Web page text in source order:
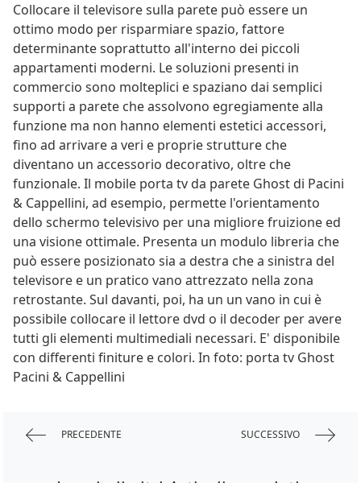
Collocare il televisore sulla parete può essere un
ottimo modo per risparmiare spazio, fattore
determinante soprattutto all'interno dei piccoli
appartamenti moderni. Le soluzioni presenti in
commercio sono molteplici e spaziano dai semplici
supporti a parete che assolvono egregiamente alla
funzione ma non hanno elementi estetici accessori,
fino ad arrivare a veri e proprie strutture che
diventano un accessorio decorativo, oltre che
funzionale. Il mobile porta tv da parete Ghost di Pacini
& Cappellini, ad esempio, permette l'orientamento
dello schermo televisivo per una migliore fruizione ed
una visione ottimale. Presenta un modulo libreria che
può essere posizionato sia a destra che a sinistra del
televisore e un pratico vano attrezzato nella zona
retrostante. Sul davanti, poi, ha un un vano in cui è
possibile collocare il lettore dvd o il decoder per avere
tutti gli elementi multimediali necessari. E' disponibile
con differenti finiture e colori. In foto: porta tv Ghost
Pacini & Cappellini
PRECEDENTE SUCCESSIVO